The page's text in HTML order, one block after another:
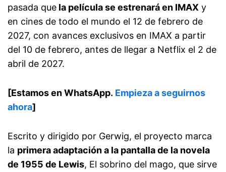
pasada que la película se estrenará en IMAX y
en cines de todo el mundo el 12 de febrero de
2027, con avances exclusivos en IMAX a partir
del 10 de febrero, antes de llegar a Netflix el 2 de
abril de 2027.
[Estamos en WhatsApp. Empieza a seguirnos
ahora]
Escrito y dirigido por Gerwig, el proyecto marca
la primera adaptación a la pantalla de la novela
de 1955 de Lewis, El sobrino del mago, que sirve